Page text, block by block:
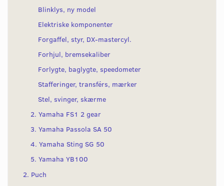
Blinklys, ny model
Elektriske komponenter
Forgaffel, styr, DX-mastercyl.
Forhjul, bremsekaliber
Forlygte, baglygte, speedometer
Stafferinger, transférs, mærker
Stel, svinger, skærme
2. Yamaha FS1 2 gear
3. Yamaha Passola SA 50
4. Yamaha Sting SG 50
5. Yamaha YB100
2. Puch